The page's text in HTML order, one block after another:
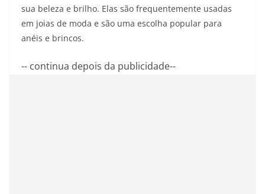
sua beleza e brilho. Elas são frequentemente usadas
em joias de moda e são uma escolha popular para
anéis e brincos.
-- continua depois da publicidade--